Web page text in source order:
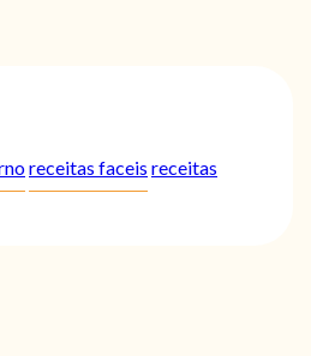
receitas faceis receitas